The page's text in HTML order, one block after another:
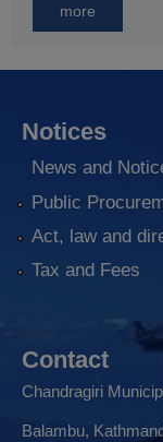
more
Notices
News and
Public
Act, law and
Tax and Fees
Contact
Chandragiri
Balambu,